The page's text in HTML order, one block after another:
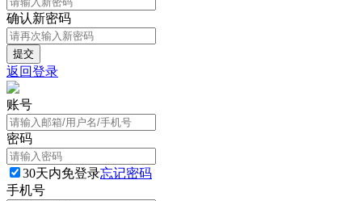
确认新密码
返回登录
账号
密码
30天内免登录忘记密码
手机号